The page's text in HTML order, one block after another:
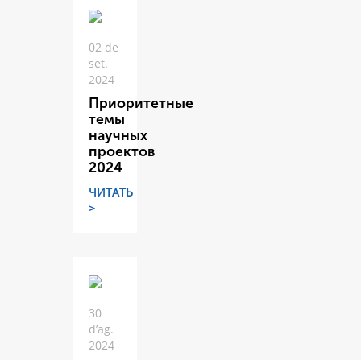
02 de
set.
2024
Приоритетные
темы
научных
проектов
2024
ЧИТАТЬ
>
30
d’ag.
2024